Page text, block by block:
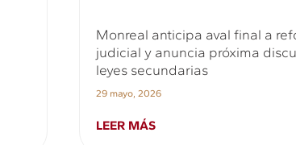
Monreal anticipa aval final a
judicial y anuncia próxima
leyes secundarias
29 mayo, 2026
LEER MÁS